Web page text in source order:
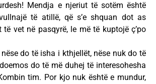
Mendja e njeriut të sotëm është
të atillë, që s’e shquan dot as
vet në pasqyrë, le më të kuptojë ç’po
do të isha i kthjellët, nëse nuk do të
do të më duhej të interesohesha
tim. Por kjo nuk është e mundur,